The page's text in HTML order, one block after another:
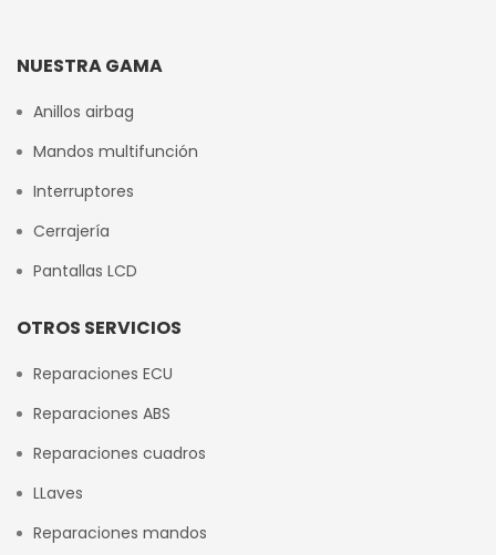
NUESTRA GAMA
Anillos airbag
Mandos multifunción
Interruptores
Cerrajería
Pantallas LCD
OTROS SERVICIOS
Reparaciones ECU
Reparaciones ABS
Reparaciones cuadros
LLaves
Reparaciones mandos